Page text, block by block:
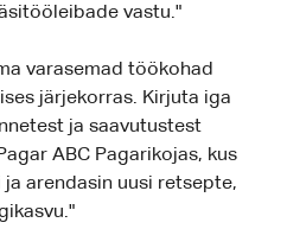
vastu."
varasemad töökohad
järjekorras. Kirjuta iga
ja saavutustest
ABC Pagarikojas, kus
arendasin uusi retsepte,